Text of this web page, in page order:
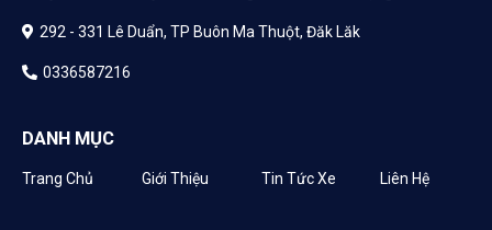
292 - 331 Lê Duẩn, TP Buôn Ma Thuột, Đăk Lăk
0336587216
DANH MỤC
Trang Chủ Giới Thiệu Tin Tức Xe Liên Hệ